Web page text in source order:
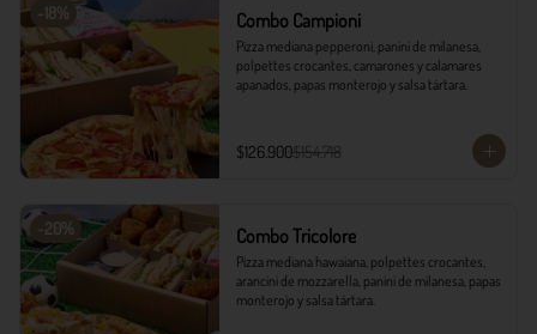
-18% Combo Campioni
Pizza mediana pepperoni, panini de milanesa,
polpettes crocantes, camarones y calamares
apanados, papas monterojo y salsa tártara.
$126.900$154.718
-20% Combo Tricolore
Pizza mediana hawaiana, polpettes crocantes,
arancini de mozzarella, panini de milanesa, papas
monterojo y salsa tártara.